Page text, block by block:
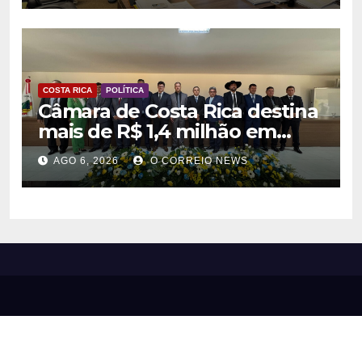
COSTA RICA POLÍTICA
Câmara de Costa Rica destina
mais de R$ 1,4 milhão em
emendas para investimentos
em diversas áreas
AGO 6, 2026 O CORREIO NEWS